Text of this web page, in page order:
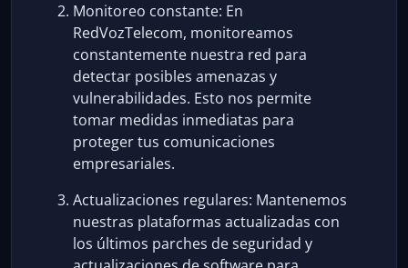
Monitoreo constante: En
RedVozTelecom, monitoreamos
constantemente nuestra red para
detectar posibles amenazas y
vulnerabilidades. Esto nos permite
tomar medidas inmediatas para
proteger tus comunicaciones
empresariales.
Actualizaciones regulares: Mantenemos
nuestras plataformas actualizadas con
los últimos parches de seguridad y